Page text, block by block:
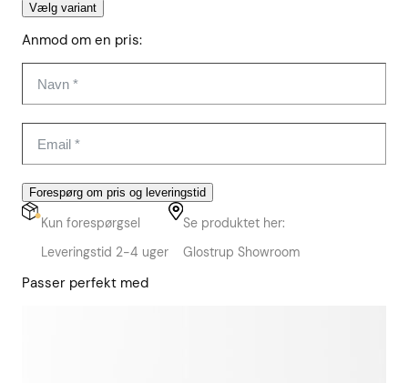
Vælg variant
Anmod om en pris:
Forespørg om pris og leveringstid
Kun forespørgsel
Leveringstid 2-4 uger
Se produktet her:
Glostrup Showroom
Passer perfekt med